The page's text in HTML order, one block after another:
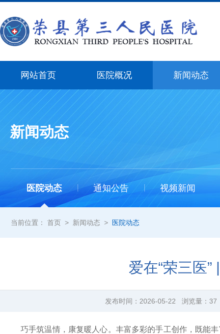
网站首页 医院概况 新闻动态
新闻动态
医院动态 通知公告 视频新闻
当前位置： 首页 > 新闻动态 > 医院动态
爱在“荣三医
发布时间： 2026-05-22 浏览量： 37
巧手筑温情，康复暖人心。丰富多彩的手工创作，既能